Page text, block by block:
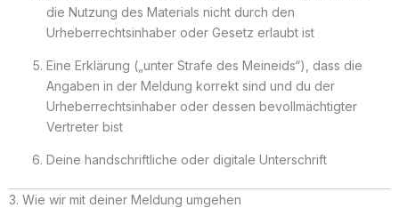
die Nutzung des Materials nicht durch den
Urheberrechtsinhaber oder Gesetz erlaubt ist
Eine Erklärung („unter Strafe des Meineids“), dass die
Angaben in der Meldung korrekt sind und du der
Urheberrechtsinhaber oder dessen bevollmächtigter
Vertreter bist
Deine handschriftliche oder digitale Unterschrift
3. Wie wir mit deiner Meldung umgehen